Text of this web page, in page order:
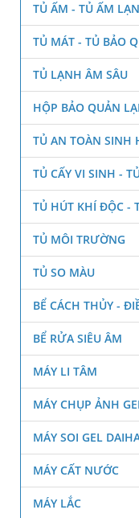
TỦ ẤM - TỦ ẤM
TỦ MÁT - TỦ BẢO
TỦ LẠNH ÂM SÂU
HỘP BẢO QUẢN
TỦ AN TOÀN SINH
TỦ CẤY VI SINH -
TỦ HÚT KHÍ ĐỘC -
TỦ MÔI TRƯỜNG
TỦ SO MÀU
BỂ CÁCH THỦY -
BỂ RỬA SIÊU ÂM
MÁY LI TÂM
MÁY CHỤP ẢNH
MÁY SOI GEL
MÁY CẤT NƯỚC
MÁY LẮC